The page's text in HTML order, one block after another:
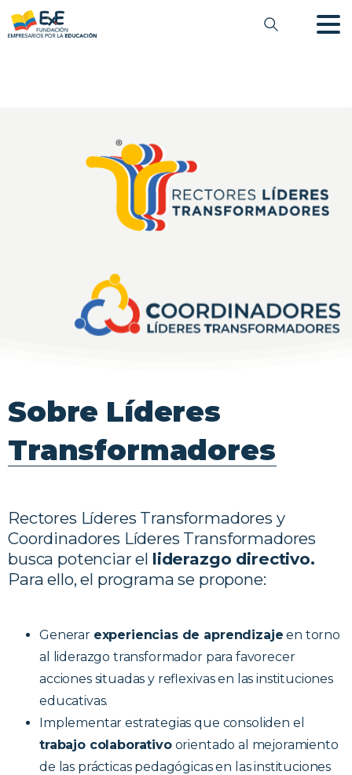
Sobre Líderes
Transformadores
Rectores Líderes Transformadores y
Coordinadores Líderes Transformadores
busca potenciar el liderazgo directivo.
Para ello, el programa se propone:
Generar experiencias de aprendizaje en torno
al liderazgo transformador para favorecer
acciones situadas y reflexivas en las instituciones
educativas.
Implementar estrategias que consoliden el
trabajo colaborativoorientado al mejoramiento
de las prácticas pedagógicas en las instituciones